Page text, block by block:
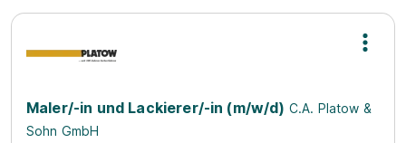
Maler/-in und Lackierer/-in (m/w/d) C.A. Platow &
Sohn GmbH